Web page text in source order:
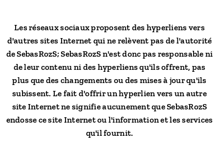
Les réseaux sociaux proposent des hyperliens vers
d'autres sites Internet qui ne relèvent pas de l'autorité
de SebasRozS; SebasRozS n'est donc pas responsable ni
de leur contenu ni des hyperliens qu'ils offrent, pas
plus que des changements ou des mises à jour qu'ils
subissent. Le fait d'offrir un hyperlien vers un autre
site Internet ne signifie aucunement que SebasRozS
endosse ce site Internet ou l'information et les services
qu'il fournit.